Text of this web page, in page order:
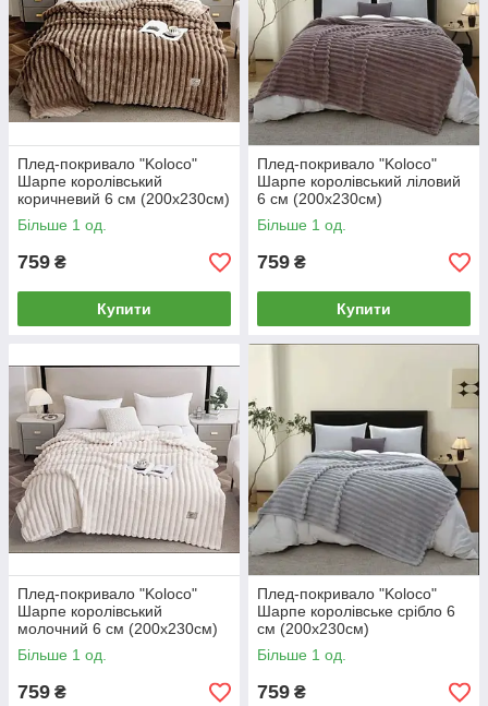
Плед-покривало "Koloco"
Шарпе королівський
коричневий 6 см (200x230cм)
Більше 1 од.
759 ₴
Купити
Плед-покривало "Koloco"
Шарпе королівський ліловий
6 см (200x230cм)
Більше 1 од.
759 ₴
Купити
Плед-покривало "Koloco"
Шарпе королівський
молочний 6 см (200x230cм)
Більше 1 од.
759 ₴
Плед-покривало "Koloco"
Шарпе королівське срібло 6
см (200x230cм)
Більше 1 од.
759 ₴